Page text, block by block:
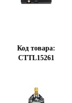
Код товара:
CTTL15261